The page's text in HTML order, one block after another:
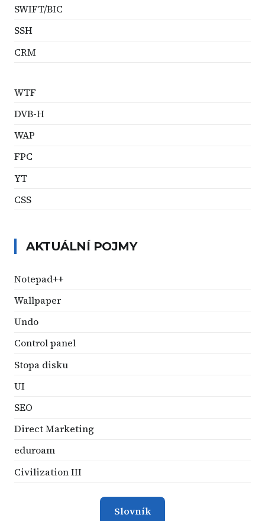
SWIFT/BIC
SSH
CRM
WTF
DVB-H
WAP
FPC
YT
CSS
AKTUÁLNÍ POJMY
Notepad++
Wallpaper
Undo
Control panel
Stopa disku
UI
SEO
Direct Marketing
eduroam
Civilization III
Slovník